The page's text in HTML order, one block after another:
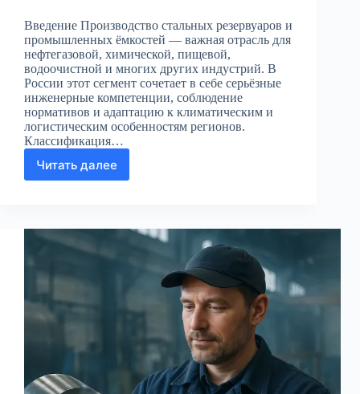
Введение Производство стальных резервуаров и
промышленных ёмкостей — важная отрасль для
нефтегазовой, химической, пищевой,
водоочистной и многих других индустрий. В
России этот сегмент сочетает в себе серьёзные
инженерные компетенции, соблюдение
нормативов и адаптацию к климатическим и
логистическим особенностям регионов.
Классификация…
Читать далее
Производство
промышленных
ёмкостей
России:
руководство